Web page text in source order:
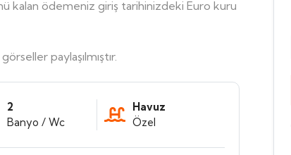
kalan ödemeniz giriş tarihinizdeki Euro kuru
paylaşılmıştır.
2
Banyo / Wc
Havuz
Özel